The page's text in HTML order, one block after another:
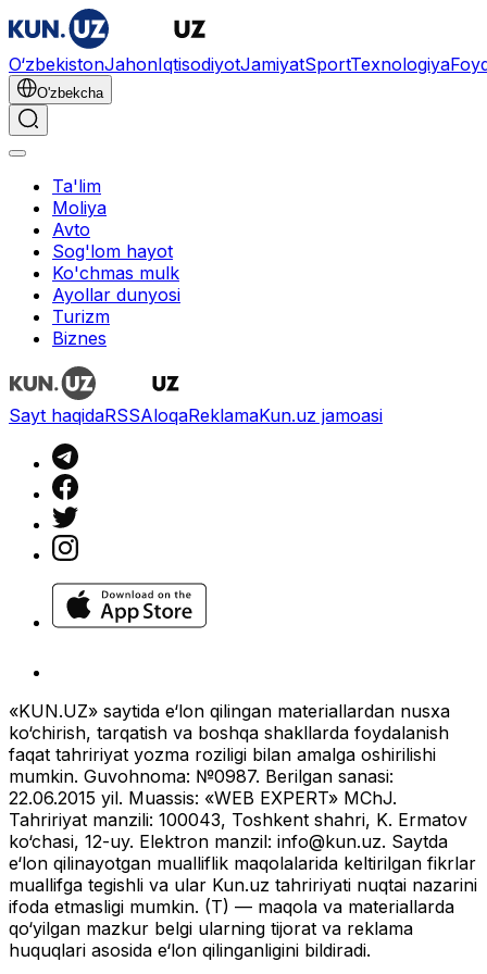
O‘zbekistonJahonIqtisodiyotJamiyatSportTexnologiya
O'zbekcha
Ta'lim
Moliya
Avto
Sog'lom hayot
Ko'chmas mulk
Ayollar dunyosi
Turizm
Biznes
Sayt haqidaRSSAloqaReklamaKun.uz jamoasi
«KUN.UZ» saytida e‘lon qilingan materiallardan nusxa
ko‘chirish, tarqatish va boshqa shakllarda foydalanish
faqat tahririyat yozma roziligi bilan amalga oshirilishi
mumkin. Guvohnoma: №0987. Berilgan sanasi:
22.06.2015 yil. Muassis: «WEB EXPERT» MChJ.
Tahririyat manzili: 100043, Toshkent shahri, K. Ermatov
ko‘chasi, 12-uy. Elektron manzil: info@kun.uz. Saytda
e‘lon qilinayotgan mualliflik maqolalarida keltirilgan fikrlar
muallifga tegishli va ular Kun.uz tahririyati nuqtai nazarini
ifoda etmasligi mumkin. (T) — maqola va materiallarda
qo‘yilgan mazkur belgi ularning tijorat va reklama
huquqlari asosida e‘lon qilinganligini bildiradi.